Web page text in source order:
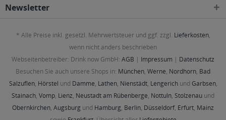
Remstädt, Schwabhaus
Kleinwelsbach, Mülverstedt, Neunheilingen, Schönstedt, Sundhausen,
Newsletter
* Alle Preise inkl. gesetzl. Mehrwertsteuer und ggf. zzgl. Lieferkosten,
wenn nicht anders beschrieben
Webseitenbetreiber: Drink now GmbH: AGB | Impressum | Datenschutz
Besuchen Sie auch unsere Shops in: München, Werne, Nordhorn, Bad
Salzuflen, Hörstel und Damme, Lathen, Nienstädt, Lengerichund Garbsen,
Stainach, Vomp, Lienz, Neustadt am Rübenberge, Nottuln, Stolzenau und
Obernkirchen, Augsburg und Hamburg, Berlin, Düsseldorf, Erfurt, Mainz